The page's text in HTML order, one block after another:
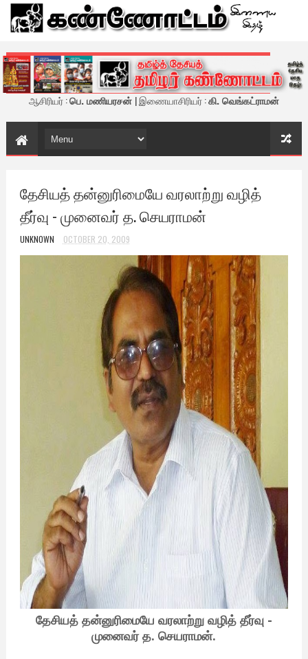
கண்ணோட்டம் - இணைய இதழ்
ஆசிரியர் :பெ. மணியரசன் | இணையாசிரியர் :கி. வெங்கட்ராமன்
தேசியத் தன்னுரிமையே வரலாற்று வழித்
தீர்வு - முனைவர் த. செயராமன்
UNKNOWN OCTOBER 20, 2009
தேசியத் தன்னுரிமையே வரலாற்று வழித் தீர்வு -
முனைவர் த. செயராமன்.